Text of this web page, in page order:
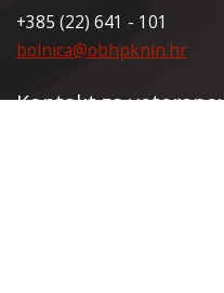
+385 (22) 641 - 101
bolnica@obhpknin.hr
Kontakt za veterane: